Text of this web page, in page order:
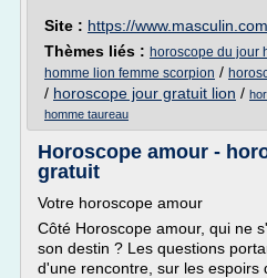
Site : https://www.masculin.com
Thèmes liés : horoscope du jour
homme lion femme scorpion /
/ horoscope jour gratuit lion /
homme taureau
Horoscope amour -
gratuit
Votre horoscope amour
Côté Horoscope amour, qui ne
son destin ? Les questions
d'une rencontre, sur les espoirs